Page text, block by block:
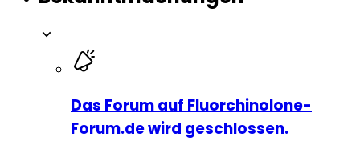
Das Forum auf Fluorchinolone-
Forum.de wird geschlossen.